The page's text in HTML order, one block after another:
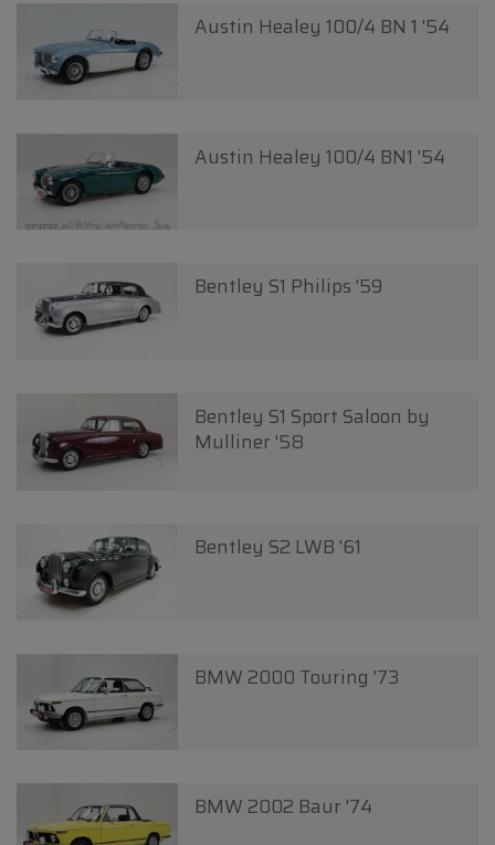
Austin Healey 100/4 BN 1 '54
Austin Healey 100/4 BN1 '54
Bentley S1 Philips '59
Bentley S1 Sport Saloon by
Mulliner '58
Bentley S2 LWB '61
BMW 2000 Touring '73
BMW 2002 Baur '74